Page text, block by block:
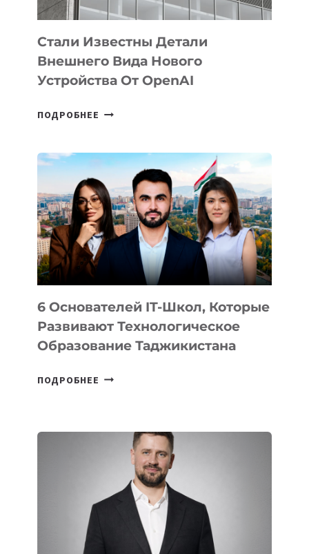
Стали Известны Детали
Внешнего Вида Нового
Устройства От OpenAI
ПОДРОБНЕЕ СТАЛИ
ВНЕШНЕГО
ВИДА
НОВОГО
УСТРОЙСТВА
ОТ
OPENAI
6 Основателей IT-Школ, Которые
Развивают Технологическое
Образование Таджикистана
ПОДРОБНЕЕ 6
КОТОРЫЕ
РАЗВИВАЮТ
ТЕХНОЛОГИЧЕСКОЕ
ОБРАЗОВАНИЕ
ТАДЖИКИСТАНА